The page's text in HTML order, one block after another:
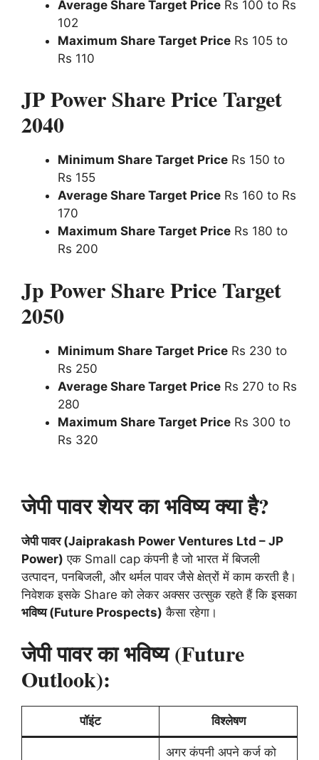
Average Share Target Price Rs 100 to Rs
102
Maximum Share Target Price Rs 105 to
Rs 110
JP Power Share Price Target
2040
Minimum Share Target Price Rs 150 to
Rs 155
Average Share Target Price Rs 160 to Rs
170
Maximum Share Target Price Rs 180 to
Rs 200
Jp Power Share Price Target
2050
Minimum Share Target Price Rs 230 to
Rs 250
Average Share Target Price Rs 270 to Rs
280
Maximum Share Target Price Rs 300 to
Rs 320
जेपी पावर शेयर का भविष्य क्या है?
जेपी पावर (Jaiprakash Power Ventures Ltd – JP
Power) एक Small cap कंपनी है जो भारत में बिजली
उत्पादन, पनबिजली, और थर्मल पावर जैसे क्षेत्रों में काम करती है।
निवेशक इसके Share को लेकर अक्सर उत्सुक रहते हैं कि इसका
भविष्य (Future Prospects) कैसा रहेगा।
जेपी पावर का भविष्य (Future
Outlook):
पॉइंट विश्लेषण
अगर कंपनी अपने कर्ज को